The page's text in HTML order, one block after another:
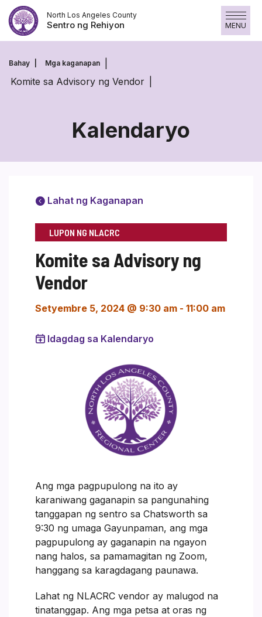
Laktawan
ang
nilalaman
North Los Angeles County
Sentro ng Rehiyon MENU
Bahay Mga kaganapan
Komite sa Advisory ng Vendor
Kalendaryo
Lahat ng Kaganapan
LUPON NG NLACRC
Komite sa Advisory ng
Vendor
Setyembre 5, 2024 @ 9:30 am - 11:00 am
Idagdag sa Kalendaryo
Ang mga pagpupulong na ito ay
karaniwang gaganapin sa pangunahing
tanggapan ng sentro sa Chatsworth sa
9:30 ng umaga Gayunpaman, ang mga
pagpupulong ay gaganapin na ngayon
nang halos, sa pamamagitan ng Zoom,
hanggang sa karagdagang paunawa.
Lahat ng NLACRC vendor ay malugod na
tinatanggap. Ang mga petsa at oras ng